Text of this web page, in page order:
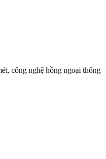
công nghệ hồng ngoại thông